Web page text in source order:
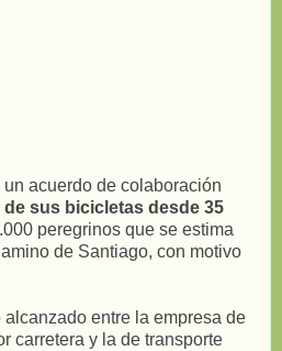
acuerdo de colaboración
sus bicicletas desde 35
peregrinos que se estima
de Santiago, con motivo
entre la empresa de
carretera y la de transporte